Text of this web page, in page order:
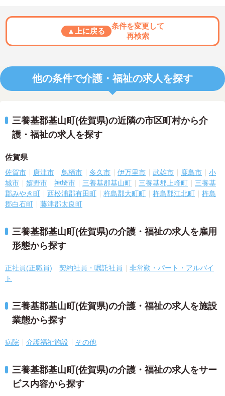
▲上に戻る
条件を変更して
再検索
他の条件で介護・福祉の求人を探す
三養基郡基山町(佐賀県)の近隣の市区町村から介
護・福祉の求人を探す
佐賀県
佐賀市 唐津市 鳥栖市 多久市 伊万里市 武雄市 鹿島市
小
城市
嬉野市 神埼市 三養基郡基山町 三養基郡上峰町
三養基
郡みやき町
西松浦郡有田町 杵島郡大町町 杵島郡江北町
杵島
郡白石町
藤津郡太良町
三養基郡基山町(佐賀県)の介護・福祉の求人を雇用
形態から探す
正社員(正職員) 契約社員・嘱託社員
非常勤・パート・アルバイ
ト
三養基郡基山町(佐賀県)の介護・福祉の求人を施設
業態から探す
病院 介護福祉施設 その他
三養基郡基山町(佐賀県)の介護・福祉の求人をサー
ビス内容から探す